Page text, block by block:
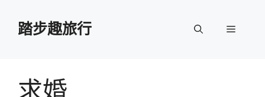
踏步趣旅行 選
求婚